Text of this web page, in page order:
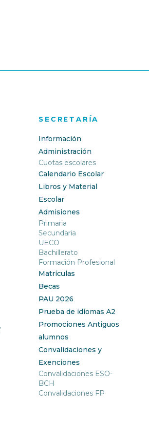
SECRETARÍA
Información
Administración
Cuotas escolares
Calendario Escolar
Libros y Material
Escolar
Admisiones
Primaria
Secundaria
UECO
Bachillerato
Formación Profesional
Matrículas
Becas
PAU 2026
Prueba de idiomas A2
Promociones Antiguos
alumnos
Convalidaciones y
Exenciones
Convalidaciones ESO-
BCH
Convalidaciones FP